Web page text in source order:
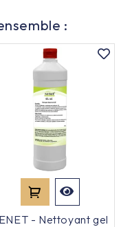
:
- Nettoyant gel